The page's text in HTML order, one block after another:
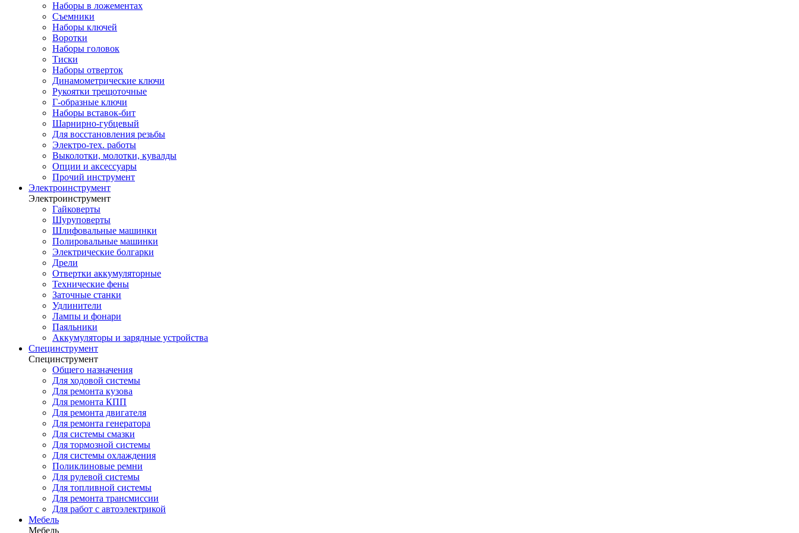
Наборы в ложементах
Съемники
Наборы ключей
Воротки
Наборы головок
Тиски
Наборы отверток
Динамометрические ключи
Рукоятки трещоточные
Г-образные ключи
Наборы вставок-бит
Шарнирно-губцевый
Для восстановления резьбы
Электро-тех. работы
Выколотки, молотки, кувалды
Опции и аксессуары
Прочий инструмент
Электроинструмент
Электроинструмент
Гайковерты
Шуруповерты
Шлифовальные машинки
Полировальные машинки
Электрические болгарки
Дрели
Отвертки аккумуляторные
Технические фены
Заточные станки
Удлинители
Лампы и фонари
Паяльники
Аккумуляторы и зарядные устройства
Специнструмент
Специнструмент
Общего назначения
Для ходовой системы
Для ремонта кузова
Для ремонта КПП
Для ремонта двигателя
Для ремонта генератора
Для системы смазки
Для тормозной системы
Для системы охлаждения
Поликлиновые ремни
Для рулевой системы
Для топливной системы
Для ремонта трансмиссии
Для работ с автоэлектрикой
Мебель
Мебель